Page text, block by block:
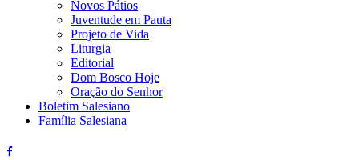
Novos Pátios
Juventude em Pauta
Projeto de Vida
Liturgia
Editorial
Dom Bosco Hoje
Oração do Senhor
Boletim Salesiano
Família Salesiana